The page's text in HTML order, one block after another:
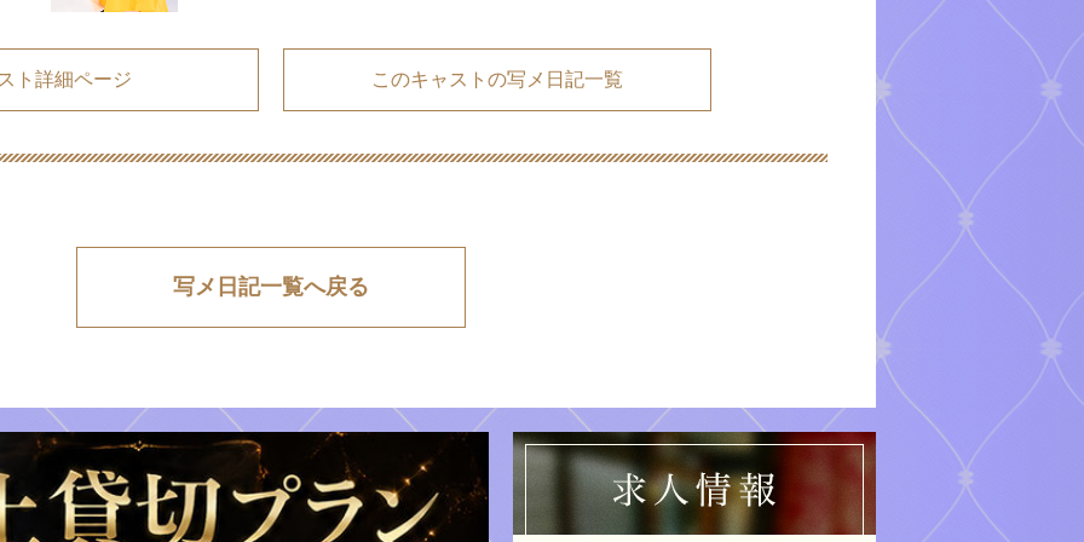
ト詳細ページ このキャストの写メ日記一覧
写メ日記一覧へ戻る